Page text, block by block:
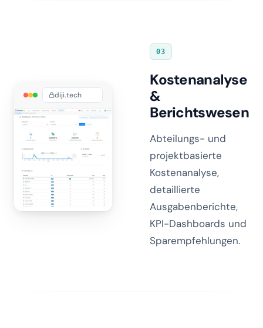
diji.tech
03
Kostenanalyse
&
Berichtswesen
Abteilungs- und
projektbasierte
Kostenanalyse,
detaillierte
Ausgabenberichte,
KPI-Dashboards und
Sparempfehlungen.